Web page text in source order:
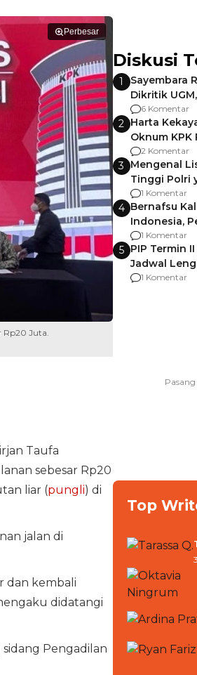
Perbesar
Juta.
Taufa
sebesar Rp20
liar (pungli) di
jalan di
dan kembali
didatangi
Pengadilan
Diskusi
1
Sayembara
Dikritik
Gagalnya
6 Komentar
2 Harta
Oknum KPK
Pemalang
2 Komentar
3 Mengenal
Tinggi Polri
Usai Jadi
1 Komentar
4 Bernafsu
Indonesia,
Berencana
1 Komentar
5 PIP Termin
Jadwal
agar Dana
1 Komentar
Top